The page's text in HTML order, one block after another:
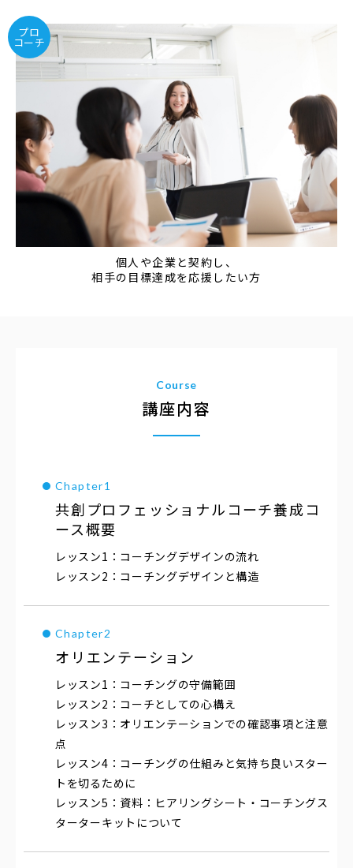
プロ
コーチ
個人や企業と契約し、
相手の目標達成を応援したい方
Course
講座内容
共創プロフェッショナルコーチ養成コ
ース概要
コーチングデザインの流れ
コーチングデザインと構造
オリエンテーション
コーチングの守備範囲
コーチとしての心構え
オリエンテーションでの確認事項と注意
点
コーチングの仕組みと気持ち良いスター
トを切るために
資料：ヒアリングシート・コーチングス
ターターキットについて